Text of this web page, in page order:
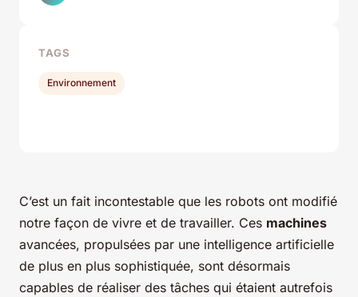
C’est un fait incontestable que les robots ont modifié
notre façon de vivre et de travailler. Ces machines
avancées, propulsées par une intelligence artificielle
de plus en plus sophistiquée, sont désormais
capables de réaliser des tâches qui étaient autrefois
TAGS
Environnement